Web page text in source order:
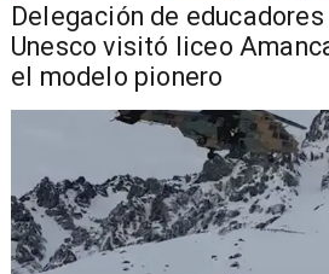
Delegación de
Unesco visitó liceo
el modelo pionero